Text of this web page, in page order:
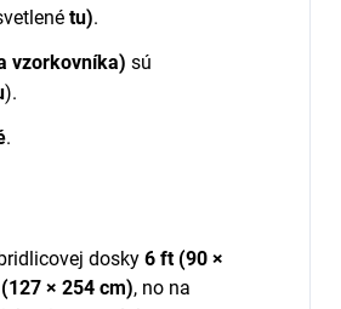
tu).
vzorkovníka) sú
).
.
dosky 6 ft (90 ×
× 254 cm), no na